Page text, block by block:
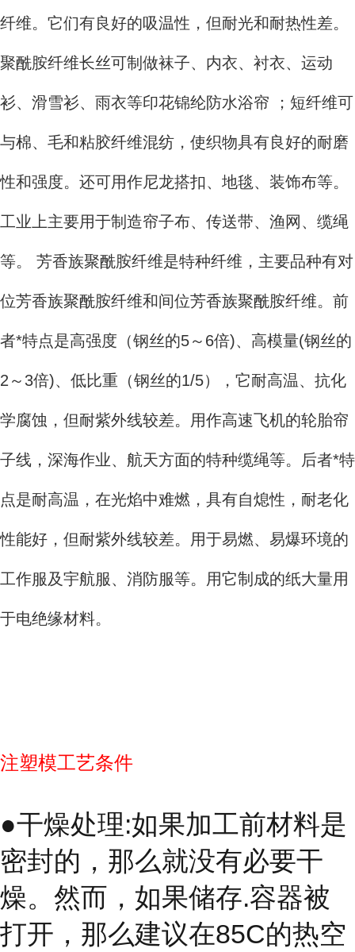
纤维。它们有良好的吸温性，但耐光和耐热性差。
聚酰胺纤维长丝可制做袜子、内衣、衬衣、运动
衫、滑雪衫、雨衣等印花锦纶防水浴帘 ；短纤维可
与棉、毛和粘胶纤维混纺，使织物具有良好的耐磨
性和强度。还可用作尼龙搭扣、地毯、装饰布等。
工业上主要用于制造帘子布、传送带、渔网、缆绳
等。 芳香族聚酰胺纤维是特种纤维，主要品种有对
位芳香族聚酰胺纤维和间位芳香族聚酰胺纤维。前
者*特点是高强度（钢丝的5～6倍)、高模量(钢丝的
2～3倍)、低比重（钢丝的1/5），它耐高温、抗化
学腐蚀，但耐紫外线较差。用作高速飞机的轮胎帘
子线，深海作业、航天方面的特种缆绳等。后者*特
点是耐高温，在光焰中难燃，具有自熄性，耐老化
性能好，但耐紫外线较差。用于易燃、易爆环境的
工作服及宇航服、消防服等。用它制成的纸大量用
于电绝缘材料。
注塑模工艺条件
●干燥处理:如果加工前材料是
密封的，那么就没有必要干
燥。然而，如果储存.容器被
打开，那么建议在85C的热空